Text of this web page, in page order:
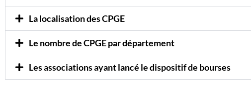
La localisation des CPGE
Le nombre de CPGE par département
Les associations ayant lancé le dispositif de bourses